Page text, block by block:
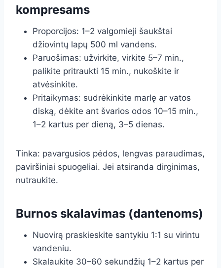
kompresams
Proporcijos: 1–2 valgomieji šaukštai
džiovintų lapų 500 ml vandens.
Paruošimas: užvirkite, virkite 5–7 min.,
palikite pritraukti 15 min., nukoškite ir
atvėsinkite.
Pritaikymas: sudrėkinkite marlę ar vatos
diską, dėkite ant švarios odos 10–15 min.,
1–2 kartus per dieną, 3–5 dienas.
Tinka: pavargusios pėdos, lengvas paraudimas,
paviršiniai spuogeliai. Jei atsiranda dirginimas,
nutraukite.
Burnos skalavimas (dantenoms)
Nuovirą praskieskite santykiu 1:1 su virintu
vandeniu.
Skalaukite 30–60 sekundžių 1–2 kartus per